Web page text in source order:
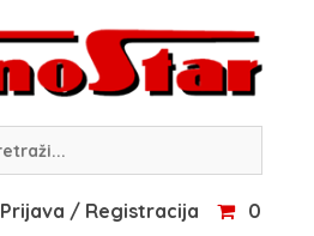
Prijava / Registracija
0